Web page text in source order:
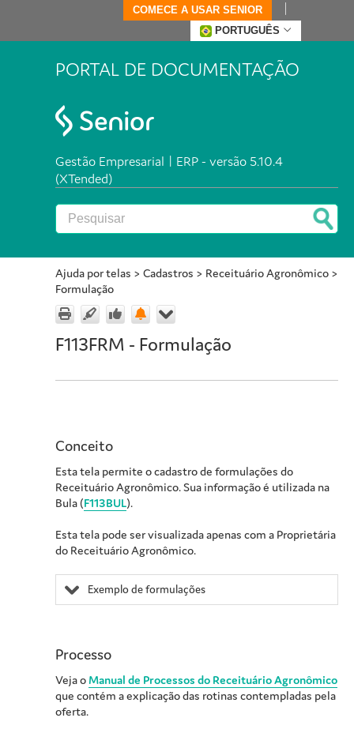
COMECE A USAR SENIOR
PORTUGUÊS
PORTAL DE DOCUMENTAÇÃO
Gestão Empresarial | ERP - versão 5.10.4
(XTended)
Ajuda por telas > Cadastros > Receituário Agronômico >
Formulação
F113FRM - Formulação
Conceito
Esta tela permite o cadastro de formulações do
Receituário Agronômico.Sua informação é utilizada na
Bula (F113BUL).
Esta tela pode ser visualizada apenas com a Proprietária
do Receituário Agronômico.
Exemplo de formulações
Processo
Veja o Manual de Processos do Receituário Agronômico
que contém a explicação das rotinas contempladas pela
oferta.